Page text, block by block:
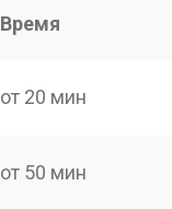
Время
от 20 мин
от 50 мин